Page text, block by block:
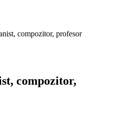
compozitor, profesor
compozitor,